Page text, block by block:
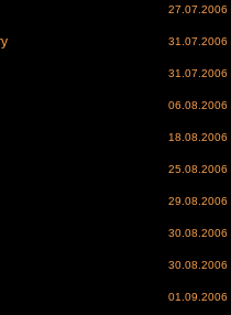
27.07.2006
31.07.2006
31.07.2006
06.08.2006
18.08.2006
25.08.2006
29.08.2006
30.08.2006
30.08.2006
01.09.2006